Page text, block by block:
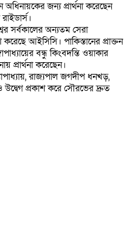
অধিনায়কের জন্য প্রার্থনা করেছেন
সর্বকালের অন্যতম সেরা
আইসিসি। পাকিস্তানের প্রাক্তন
বন্ধু কিংবদন্তি ওয়াকার
প্রার্থনা করেছেন।
রাজ্যপাল জগদীপ ধনখড়,
উদ্বেগ প্রকাশ করে সৌরভের দ্রুত